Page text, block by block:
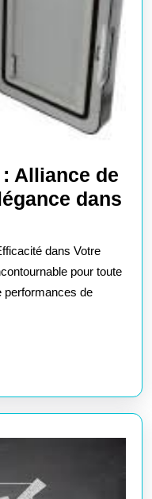
Alliance de
dans
dans Votre
pour toute
performances de